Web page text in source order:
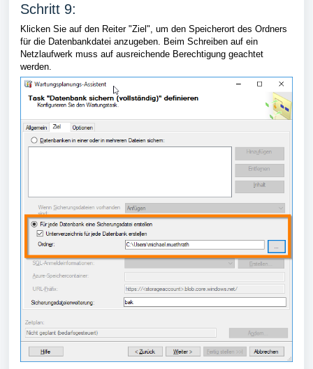
Schritt 9:
Klicken Sie auf den Reiter "Ziel", um den Speicherort des Ordners
für die Datenbankdatei anzugeben. Beim Schreiben auf ein
Netzlaufwerk muss auf ausreichende Berechtigung geachtet
werden.